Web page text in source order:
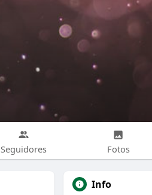
Seguidores Fotos
Info